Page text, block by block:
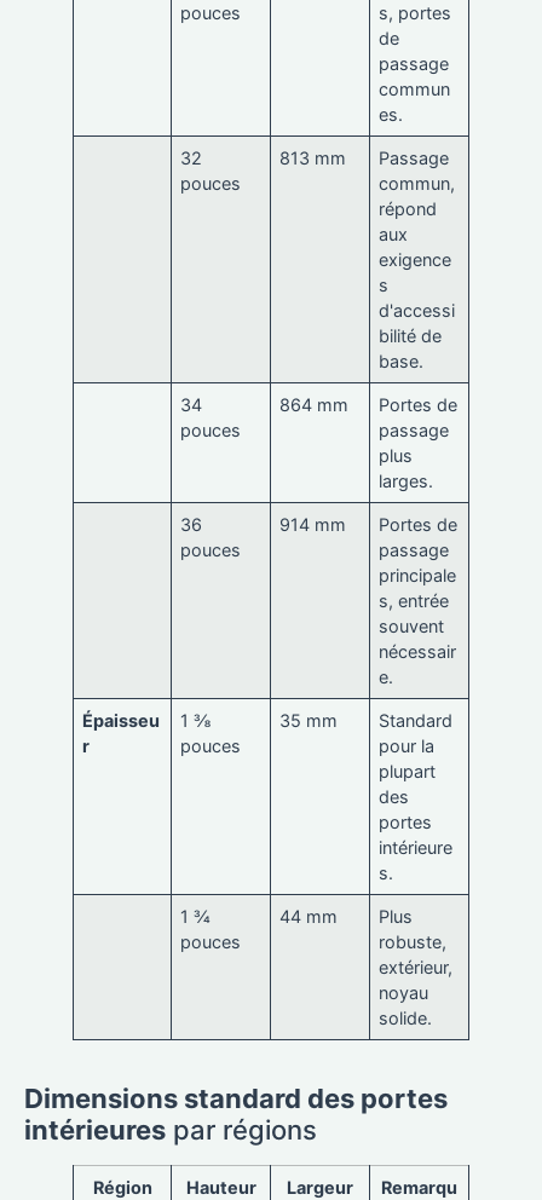
pouces
s, portes
de
passage
commun
es.
32
pouces
813 mm
Passage
commun,
répond
aux
exigence
s
d'accessi
bilité de
base.
34
pouces
864 mm
Portes de
passage
plus
larges.
36
pouces
914 mm
Portes de
passage
principale
s, entrée
souvent
nécessair
e.
Épaisseu
r
1 ⅜
pouces
35 mm
Standard
pour la
plupart
des
portes
intérieure
s.
1 ¾
pouces
44 mm
Plus
robuste,
extérieur,
noyau
solide.
Dimensions standard des portes
intérieures par régions
Région Hauteur Largeur Remarqu